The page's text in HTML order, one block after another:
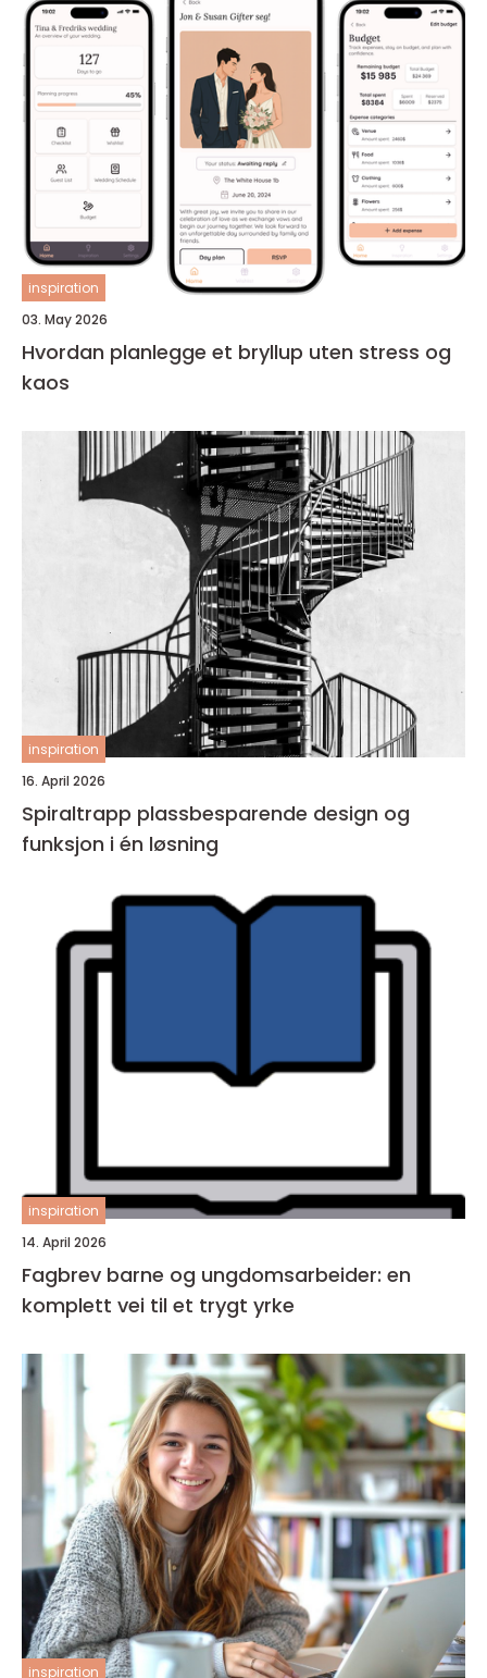
inspiration
03. May 2026
Hvordan planlegge et bryllup uten stress og
kaos
inspiration
16. April 2026
Spiraltrapp plassbesparende design og
funksjon i én løsning
inspiration
14. April 2026
Fagbrev barne og ungdomsarbeider: en
komplett vei til et trygt yrke
inspiration